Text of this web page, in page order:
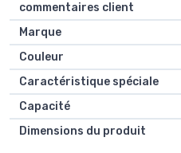
commentaires client
Marque
Couleur
Caractéristique spéciale
Capacité
Dimensions du produit